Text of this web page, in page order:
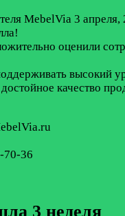
MebelVia 3 апреля,
оценили
высокий
качество
70-36
3 неделя